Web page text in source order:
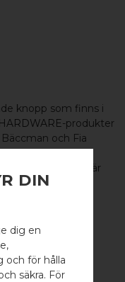
knopp som finns i
-produkter
och Fia
metall av skickliga
kvalitet. GLOBE är
på möbler.
DIN
dig en
och för hålla
säkra. För